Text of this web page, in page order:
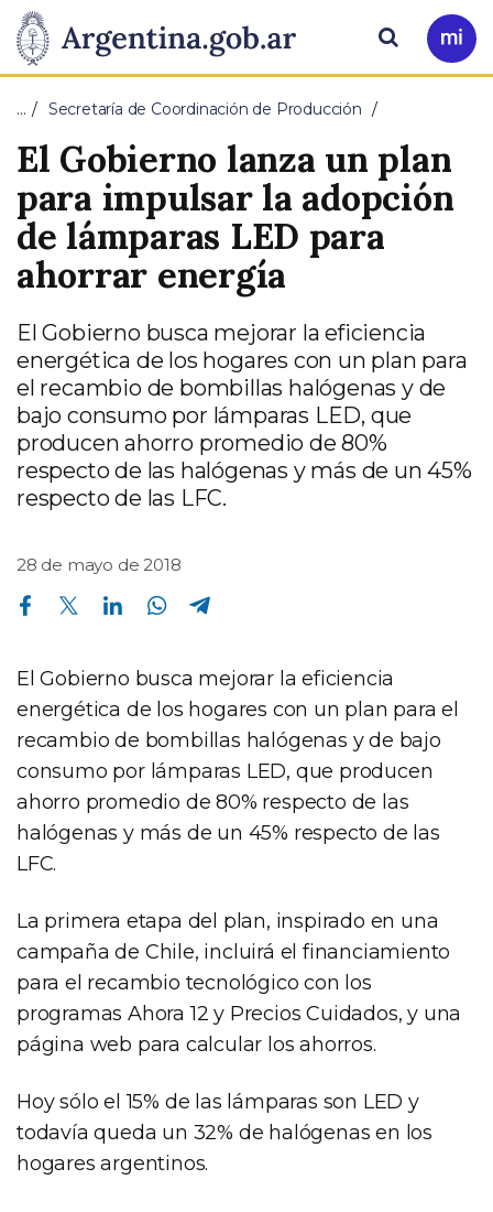
Presidencia
de
la
Nación
Pasar al contenido principal
Ir
a
Buscar
… Secretaría de Coordinación de Producción
El Gobierno lanza un plan
para impulsar la adopción
de lámparas LED para
ahorrar energía
El Gobierno busca mejorar la eficiencia
energética de los hogares con un plan para
el recambio de bombillas halógenas y de
bajo consumo por lámparas LED, que
producen ahorro promedio de 80%
respecto de las halógenas y más de un 45%
respecto de las LFC.
28 de mayo de 2018
Compartir en Facebook Compartir en Twitter Compartir en Linkedin Compartir en Whatsapp
El Gobierno busca mejorar la eficiencia
energética de los hogares con un plan para el
recambio de bombillas halógenas y de bajo
consumo por lámparas LED, que producen
ahorro promedio de 80% respecto de las
halógenas y más de un 45% respecto de las
LFC.
La primera etapa del plan, inspirado en una
campaña de Chile, incluirá el financiamiento
para el recambio tecnológico con los
programas Ahora 12 y Precios Cuidados, y una
página web para calcular los ahorros.
Hoy sólo el 15% de las lámparas son LED y
todavía queda un 32% de halógenas en los
hogares argentinos.